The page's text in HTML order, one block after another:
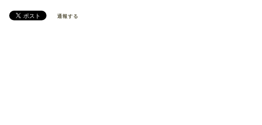
通報する